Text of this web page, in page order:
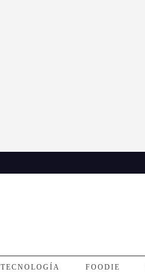
TECNOLOGÍA FOODIE